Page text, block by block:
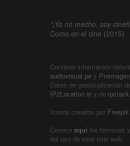
"¡Yo no mecho, soy
Como en el cine (2015)
Contiene información
audiovisual.pe y
Datos de geolocalización
IP2Location.io y de
Iconos creados por Freepik
Conoce aquí los términos
del uso de este sitio web.